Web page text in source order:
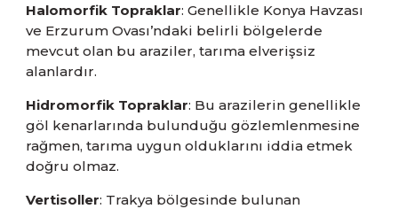
Halomorfik Topraklar: Genellikle Konya Havzası
ve Erzurum Ovası’ndaki belirli bölgelerde
mevcut olan bu araziler, tarıma elverişsiz
alanlardır.
Hidromorfik Topraklar: Bu arazilerin genellikle
göl kenarlarında bulunduğu gözlemlenmesine
rağmen, tarıma uygun olduklarını iddia etmek
doğru olmaz.
Vertisoller: Trakya bölgesinde bulunan